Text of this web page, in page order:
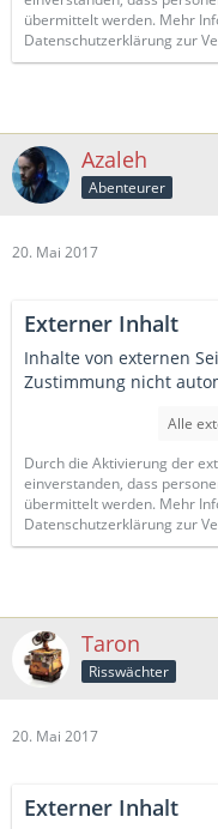
übermittelt werden. Mehr
Datenschutzerklärung zur
Azaleh
Abenteurer
20. Mai 2017
Externer Inhalt
Inhalte von externen
Zustimmung nicht
Alle
Durch die Aktivierung der
einverstanden, dass
übermittelt werden. Mehr
Datenschutzerklärung zur
Taron
Risswächter
20. Mai 2017
Externer Inhalt